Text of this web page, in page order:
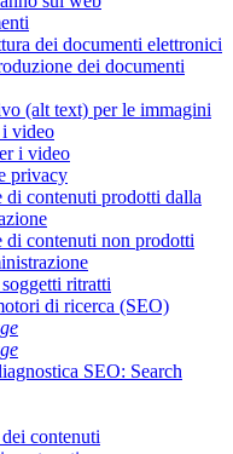
dei documenti elettronici
dei documenti
(alt text) per le immagini
video
i video
privacy
di contenuti prodotti dalla
di contenuti non prodotti
ritratti
di ricerca (SEO)
SEO: Search
contenuti